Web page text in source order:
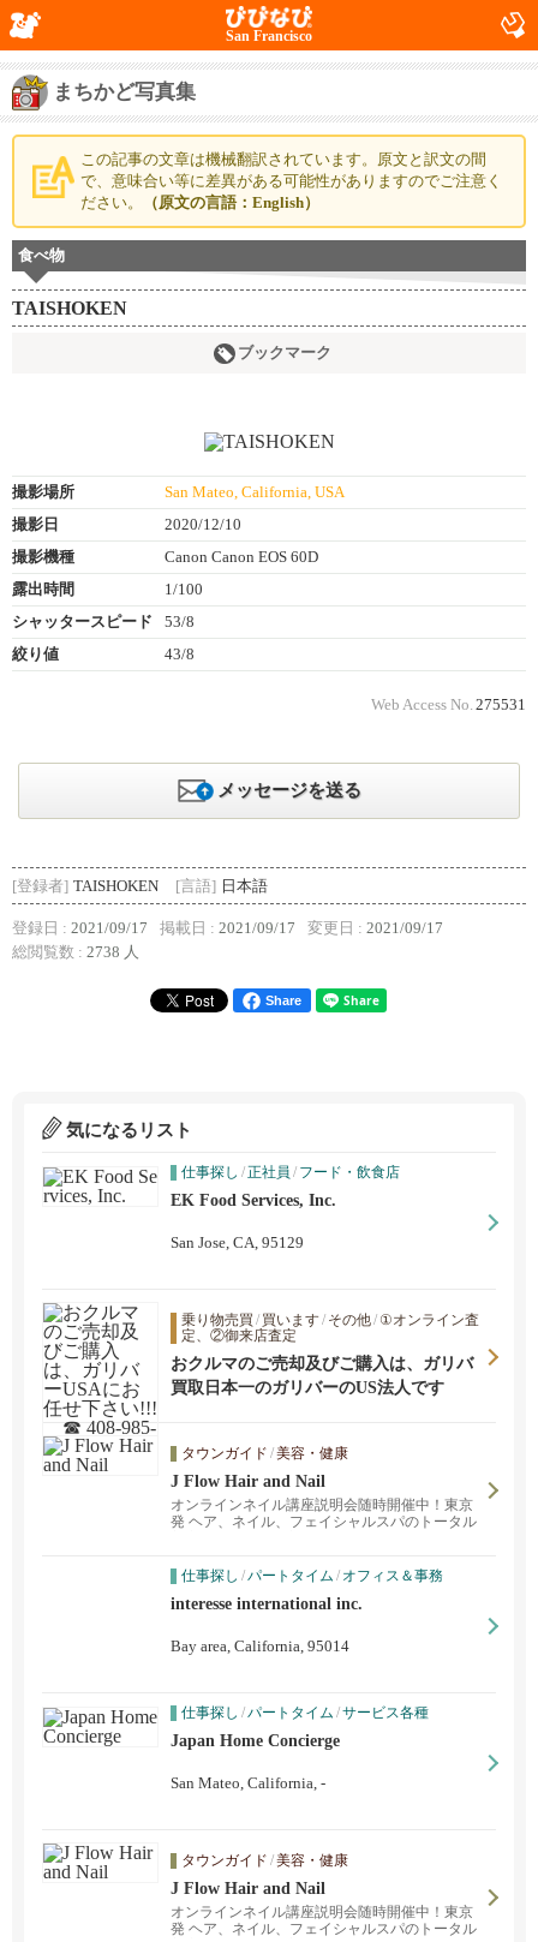
San Francisco
まちかど写真集
この記事の文章は機械翻訳されています。原文と訳文の間
で、意味合い等に差異がある可能性がありますのでご注意く
ださい。
（原文の言語：English）
食べ物
TAISHOKEN
ブックマーク
撮影場所
San Mateo, California, USA
撮影日
2020/12/10
撮影機種
Canon Canon EOS 60D
露出時間
1/100
シャッタースピード
53/8
絞り値
43/8
Web Access No. 275531
メッセージを送る
[登録者] TAISHOKEN [言語] 日本語
登録日 : 2021/09/17 掲載日 : 2021/09/17 変更日 : 2021/09/17
総閲覧数 : 2738 人
Share
気になるリスト
仕事探し /正社員 / フード・飲食店
EK Food Services, Inc.
San Jose, CA, 95129
乗り物売買 / 買います/ その他/ ①オンライン査
定、②御来店査定
おクルマのご売却及びご購入は、ガリバ
ーUSAにお任せ下さい!!! ☎ 408-985-13
79
買取日本一のガリバーのUS法人です
タウンガイド /美容・健康
J Flow Hair and Nail
オンラインネイル講座説明会随時開催中！東京
発 ヘア、ネイル、フェイシャルスパのトータル
完全予約制で皆様のお越しをお待ちしておりま
す♡
仕事探し /パートタイム / オフィス＆事務
interesse international inc.
Bay area, California, 95014
仕事探し /パートタイム /サービス各種
Japan Home Concierge
San Mateo, California, -
タウンガイド /美容・健康
J Flow Hair and Nail
オンラインネイル講座説明会随時開催中！東京
発 ヘア、ネイル、フェイシャルスパのトータル